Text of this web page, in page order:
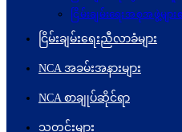
ငြိမ်းချမ်းရေးအစုအဖွဲ့မျာ
ငြိမ်းချမ်းရေးညီလာခံများ
NCA အခမ်းအနားများ
NCA စာချုပ်ဆိုင်ရာ
သတင်းများ